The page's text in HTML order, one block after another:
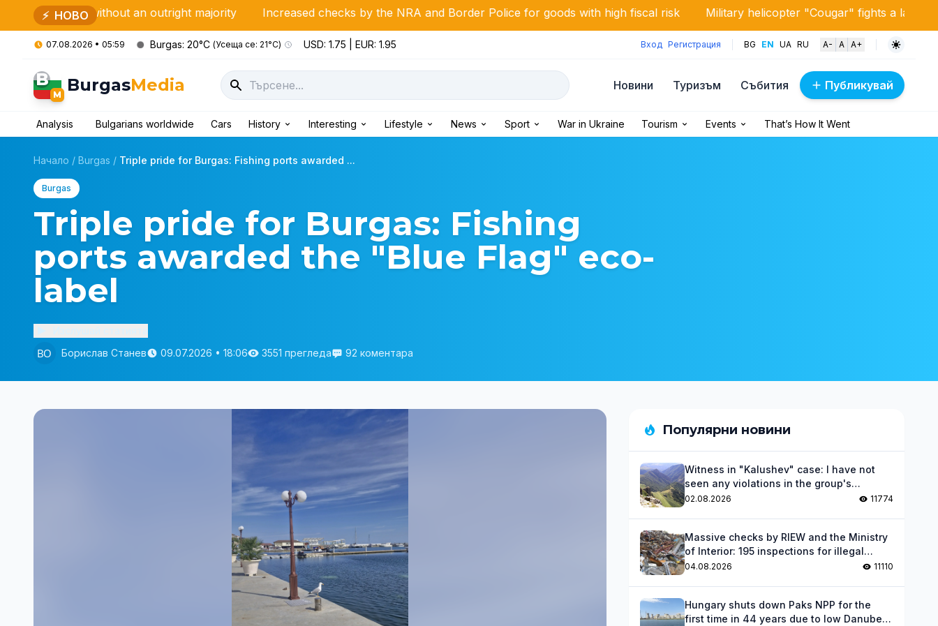
⚡ НОВО
without an outright majority Increased checks by the NRA and Border Police for goods with high fiscal risk Military helicopter "Cougar" fights a large-scale fire
07.08.2026 • 05:59 Burgas: 20°C (Усеща се: 21°C) USD: 1.75 | EUR: 1.95 Вход Регистрация BG EN UA RU A- A A+
B
M BurgasMedia Новини Туризъм Събития Публикувай
Analysis Bulgarians worldwide Cars History Interesting Lifestyle News Sport War in Ukraine Tourism Events That’s How It Went
Начало / Burgas / Triple pride for Burgas: Fishing ports awarded ...
Burgas
Triple pride for Burgas: Fishing
ports awarded the "Blue Flag" eco-
label
Борислав Станев
09.07.2026 • 18:06 3551 прегледа 92 коментара
Популярни новини
Witness in "Kalushev" case: I have not
seen any violations in the group's
activities
02.08.2026 11774
Massive checks by RIEW and the Ministry
of Interior: 195 inspections for illegal
waste
04.08.2026 11110
Hungary shuts down Paks NPP for the
first time in 44 years due to low Danube